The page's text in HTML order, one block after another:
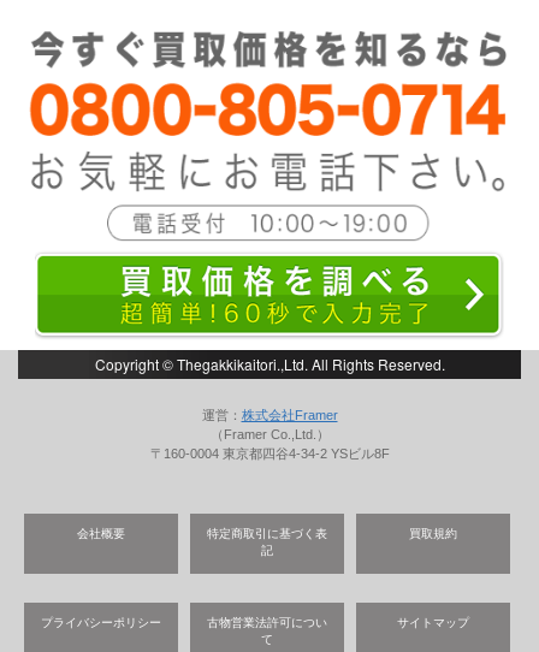
Copyright © Thegakkikaitori.,Ltd. All Rights Reserved.
運営： 株式会社Framer
（Framer Co.,Ltd.）
〒160-0004 東京都四谷4-34-2 YSビル8F
会社概要
特定商取引に基づく表
記
買取規約
プライバシーポリシー
古物営業法許可につい
て
サイトマップ